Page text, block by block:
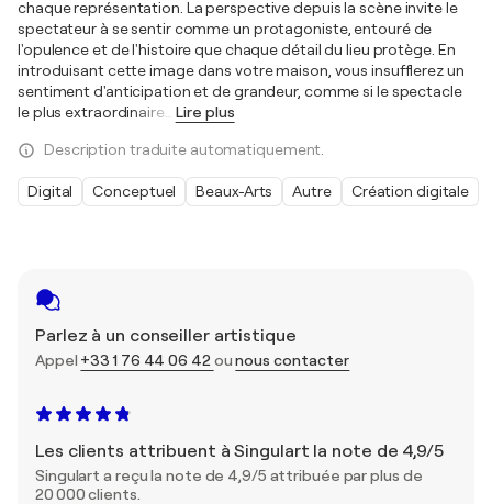
Parlez à un conseiller artistique
Appel +33 1 76 44 06 42 ounous contacter
Les clients attribuent à Singulart la note de 4,9/5
Singulart a reçu la note de 4,9/5 attribuée par plus de
20 000 clients.
chaque représentation. La perspective depuis la scène invite le
spectateur à se sentir comme un protagoniste, entouré de
l'opulence et de l'histoire que chaque détail du lieu protège. En
introduisant cette image dans votre maison, vous insufflerez un
sentiment d'anticipation et de grandeur, comme si le spectacle
le plus extraordinaire
Lire plus
Description traduite automatiquement.
Digital Conceptuel Beaux-Arts Autre Création digitale